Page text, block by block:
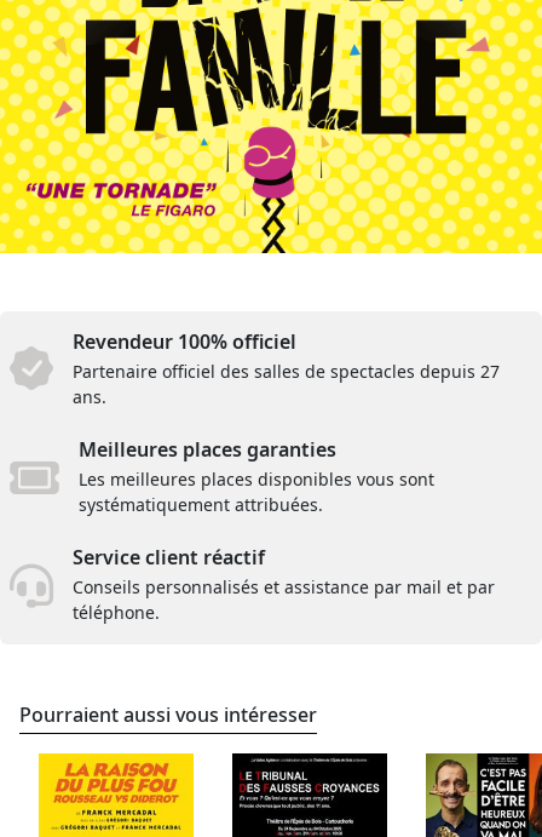
Revendeur 100% officiel
Partenaire officiel des salles de spectacles depuis 27
ans.
Meilleures places garanties
Les meilleures places disponibles vous sont
systématiquement attribuées.
Service client réactif
Conseils personnalisés et assistance par mail et par
téléphone.
Pourraient aussi vous intéresser